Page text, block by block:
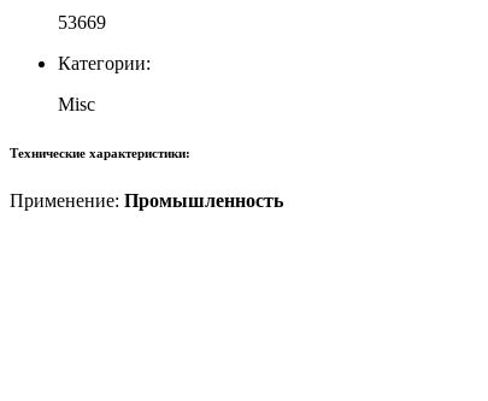
53669
Категории:
Misc
Технические характеристики:
Применение: Промышленность